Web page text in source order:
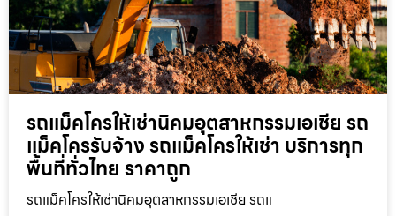
รถแม็คโครให้เช่านิคมอุตสาหกรรมเอเชีย รถ
แม็คโครรับจ้าง รถแม็คโครให้เช่า บริการทุก
พื้นที่ทั่วไทย ราคาถูก
รถแม็คโครให้เช่านิคมอุตสาหกรรมเอเชีย รถแ